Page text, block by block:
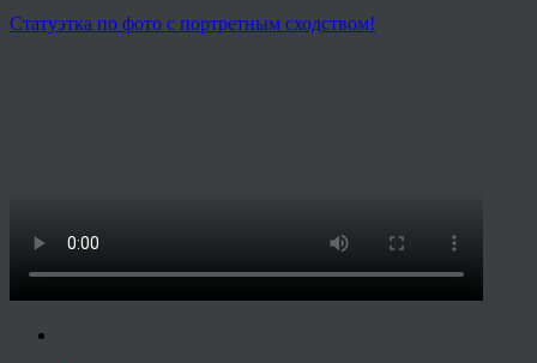
Статуэтка по фото с портретным сходством!